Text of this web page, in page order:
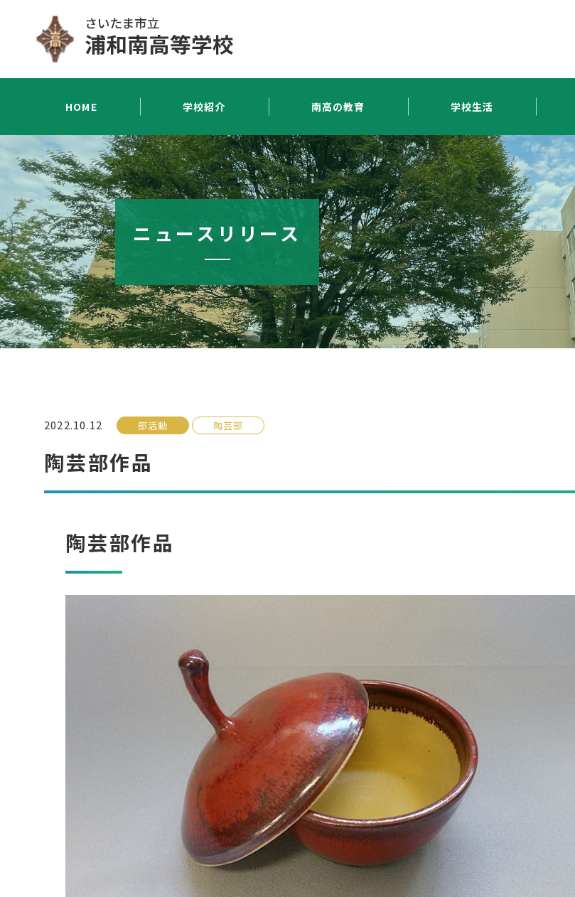
HOME 学校紹介 南高の教育 学校生活
ニュースリリース
2022.10.12 部活動 陶芸部
陶芸部作品
陶芸部作品